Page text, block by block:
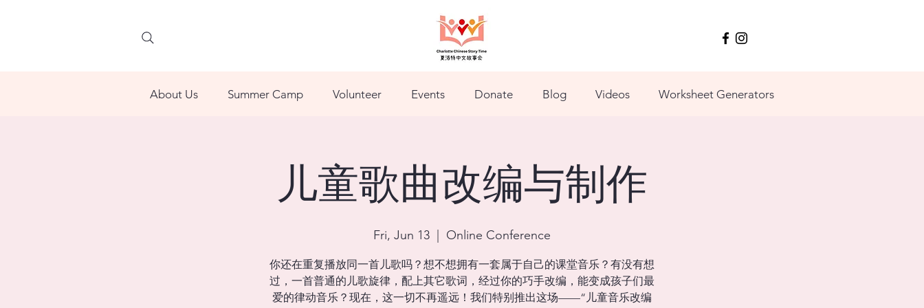
About Us Summer Camp Volunteer Events Donate Blog Videos Worksheet Generators
儿童歌曲改编与制作
Fri, Jun 13 Online Conference
你还在重复播放同一首儿歌吗？想不想拥有一套属于自己的课堂音乐？有没有想
过，一首普通的儿歌旋律，配上其它歌词，经过你的巧手改编，能变成孩子们最
爱的律动音乐？现在，这一切不再遥远！我们特别推出这场——“儿童音乐改编